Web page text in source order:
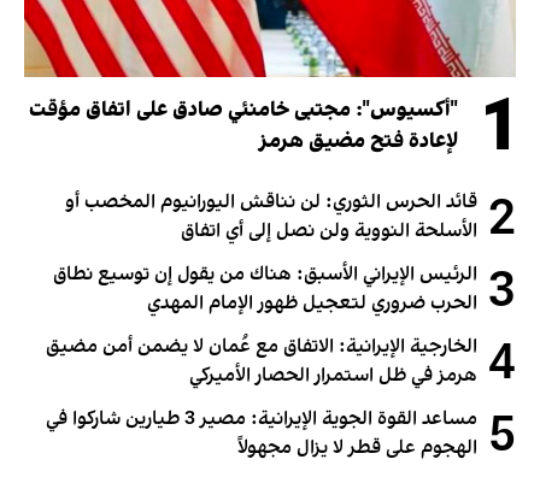
1
"أكسيوس": مجتبى خامنئي صادق على اتفاق مؤقت
لإعادة فتح مضيق هرمز
2 قائد الحرس الثوري: لن نناقش اليورانيوم المخصب أو
الأسلحة النووية ولن نصل إلى أي اتفاق
3 الرئيس الإيراني الأسبق: هناك من يقول إن توسيع نطاق
الحرب ضروري لتعجيل ظهور الإمام المهدي
4 الخارجية الإيرانية: الاتفاق مع عُمان لا يضمن أمن مضيق
هرمز في ظل استمرار الحصار الأميركي
5
مساعد القوة الجوية الإيرانية: مصير 3 طيارين شاركوا في
الهجوم على قطر لا يزال مجهولاً